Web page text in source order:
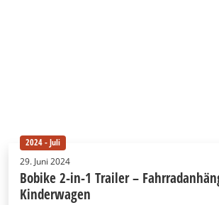
2024 - Juli
29. Juni 2024
Bobike 2-in-1 Trailer –
Kinderwagen